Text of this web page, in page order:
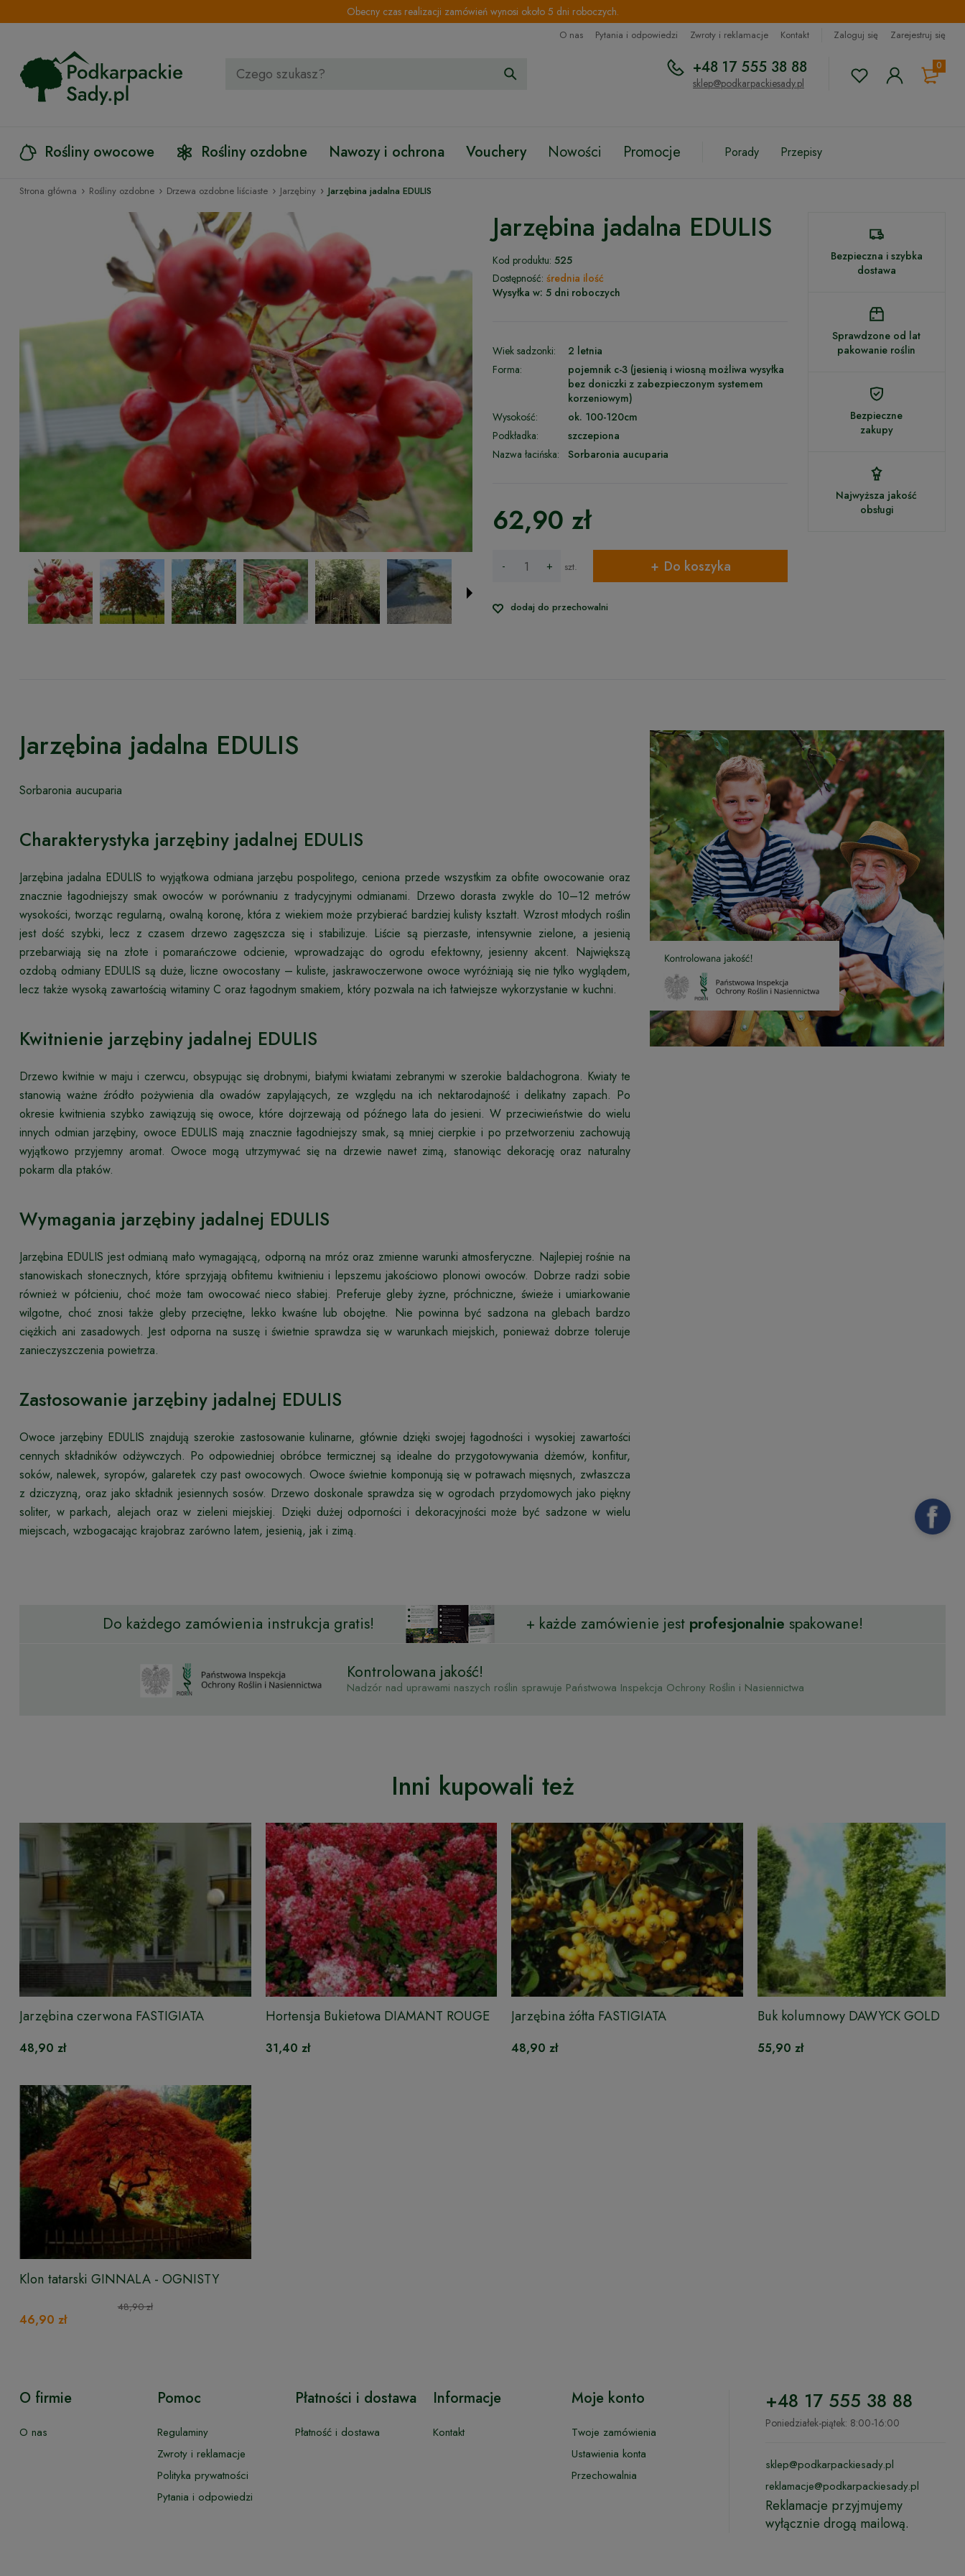
Obecny czas realizacji zamówień wynosi około 5 dni roboczych.
O nas Pytania i odpowiedzi Zwroty i reklamacje Kontakt Zaloguj się Zarejestruj się
0
+48 17 555 38 88
sklep@podkarpackiesady.pl
Rośliny owocowe Rośliny ozdobne Nawozy i ochrona Vouchery Nowości Promocje Porady Przepisy
Strona główna › Rośliny ozdobne › Drzewa ozdobne liściaste › Jarzębiny › Jarzębina jadalna EDULIS
Jarzębina jadalna EDULIS
Kod produktu: 525
Dostępność: średnia ilość
Wysyłka w: 5 dni roboczych
Wiek sadzonki:
2 letnia
Forma:
pojemnik c-3 (jesienią i wiosną możliwa wysyłka
bez doniczki z zabezpieczonym systemem
korzeniowym)
Wysokość:
ok. 100-120cm
Podkładka:
szczepiona
Nazwa łacińska:
Sorbaronia aucuparia
62,90 zł
- + szt. Do koszyka
dodaj do przechowalni
Bezpieczna i szybka
dostawa
Sprawdzone od lat
pakowanie roślin
Bezpieczne
zakupy
Najwyższa jakość
obsługi
Jarzębina jadalna EDULIS
Sorbaronia aucuparia
Charakterystyka jarzębiny jadalnej EDULIS
Jarzębina jadalna EDULIS to wyjątkowa odmiana jarzębu pospolitego, ceniona przede wszystkim za obfite owocowanie oraz
znacznie łagodniejszy smak owoców w porównaniu z tradycyjnymi odmianami. Drzewo dorasta zwykle do 10–12 metrów
wysokości, tworząc regularną, owalną koronę, która z wiekiem może przybierać bardziej kulisty kształt. Wzrost młodych roślin
jest dość szybki, lecz z czasem drzewo zagęszcza się i stabilizuje. Liście są pierzaste, intensywnie zielone, a jesienią
przebarwiają się na złote i pomarańczowe odcienie, wprowadzając do ogrodu efektowny, jesienny akcent. Największą
ozdobą odmiany EDULIS są duże, liczne owocostany – kuliste, jaskrawoczerwone owoce wyróżniają się nie tylko wyglądem,
lecz także wysoką zawartością witaminy C oraz łagodnym smakiem, który pozwala na ich łatwiejsze wykorzystanie w kuchni.
Kwitnienie jarzębiny jadalnej EDULIS
Drzewo kwitnie w maju i czerwcu, obsypując się drobnymi, białymi kwiatami zebranymi w szerokie baldachogrona. Kwiaty te
stanowią ważne źródło pożywienia dla owadów zapylających, ze względu na ich nektarodajność i delikatny zapach. Po
okresie kwitnienia szybko zawiązują się owoce, które dojrzewają od późnego lata do jesieni. W przeciwieństwie do wielu
innych odmian jarzębiny, owoce EDULIS mają znacznie łagodniejszy smak, są mniej cierpkie i po przetworzeniu zachowują
wyjątkowo przyjemny aromat. Owoce mogą utrzymywać się na drzewie nawet zimą, stanowiąc dekorację oraz naturalny
pokarm dla ptaków.
Wymagania jarzębiny jadalnej EDULIS
Jarzębina EDULIS jest odmianą mało wymagającą, odporną na mróz oraz zmienne warunki atmosferyczne. Najlepiej rośnie na
stanowiskach słonecznych, które sprzyjają obfitemu kwitnieniu i lepszemu jakościowo plonowi owoców. Dobrze radzi sobie
również w półcieniu, choć może tam owocować nieco słabiej. Preferuje gleby żyzne, próchniczne, świeże i umiarkowanie
wilgotne, choć znosi także gleby przeciętne, lekko kwaśne lub obojętne. Nie powinna być sadzona na glebach bardzo
ciężkich ani zasadowych. Jest odporna na suszę i świetnie sprawdza się w warunkach miejskich, ponieważ dobrze toleruje
zanieczyszczenia powietrza.
Zastosowanie jarzębiny jadalnej EDULIS
Owoce jarzębiny EDULIS znajdują szerokie zastosowanie kulinarne, głównie dzięki swojej łagodności i wysokiej zawartości
cennych składników odżywczych. Po odpowiedniej obróbce termicznej są idealne do przygotowywania dżemów, konfitur,
soków, nalewek, syropów, galaretek czy past owocowych. Owoce świetnie komponują się w potrawach mięsnych, zwłaszcza
z dziczyzną, oraz jako składnik jesiennych sosów. Drzewo doskonale sprawdza się w ogrodach przydomowych jako piękny
soliter, w parkach, alejach oraz w zieleni miejskiej. Dzięki dużej odporności i dekoracyjności może być sadzone w wielu
miejscach, wzbogacając krajobraz zarówno latem, jesienią, jak i zimą.
Do każdego zamówienia instrukcja gratis! + każde zamówienie jest profesjonalnie spakowane!
Kontrolowana jakość!
Nadzór nad uprawami naszych roślin sprawuje Państwowa Inspekcja Ochrony Roślin i Nasiennictwa
Inni kupowali też
Jarzębina czerwona FASTIGIATA
48,90 zł
Hortensja Bukietowa DIAMANT ROUGE
31,40 zł
Jarzębina żółta FASTIGIATA
48,90 zł
Buk kolumnowy DAWYCK GOLD
55,90 zł
Klon tatarski GINNALA - OGNISTY
48,90 zł
46,90 zł
O firmie
O nas
Pomoc
Regulaminy
Zwroty i reklamacje
Polityka prywatności
Pytania i odpowiedzi
Płatności i dostawa
Płatność i dostawa
Informacje
Kontakt
Moje konto
Twoje zamówienia
Ustawienia konta
Przechowalnia
+48 17 555 38 88
Poniedziałek-piątek: 8:00-16:00
sklep@podkarpackiesady.pl
reklamacje@podkarpackiesady.pl
Reklamacje przyjmujemy
wyłącznie drogą mailową.